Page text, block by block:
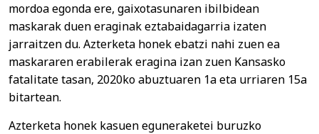
mordoa egonda ere, gaixotasunaren ibilbidean
maskarak duen eraginak eztabaidagarria izaten
jarraitzen du. Azterketa honek ebatzi nahi zuen ea
maskararen erabilerak eragina izan zuen Kansasko
fatalitate tasan, 2020ko abuztuaren 1a eta urriaren 15a
bitartean.
Azterketa honek kasuen eguneraketei buruzko